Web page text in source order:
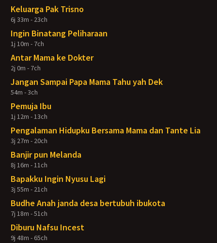
Keluarga Pak Trisno
6j 33m - 23ch
Ingin Binatang Peliharaan
1j 10m - 7ch
Antar Mama ke Dokter
2j 0m - 7ch
Jangan Sampai Papa Mama Tahu yah Dek
54m - 3ch
Pemuja Ibu
1j 12m - 13ch
Pengalaman Hidupku Bersama Mama dan Tante Lia
3j 27m - 20ch
Banjir pun Melanda
8j 16m - 11ch
Bapakku Ingin Nyusu Lagi
3j 55m - 21ch
Budhe Anah janda desa bertubuh ibukota
7j 18m - 51ch
Diburu Nafsu Incest
9j 48m - 65ch